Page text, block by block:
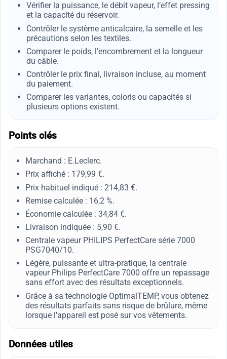
Vérifier la puissance, le débit vapeur, l’effet pressing
et la capacité du réservoir.
Contrôler le système anticalcaire, la semelle et les
précautions selon les textiles.
Comparer le poids, l’encombrement et la longueur
du câble.
Contrôler le prix final, livraison incluse, au moment
du paiement.
Comparer les variantes, coloris ou capacités si
plusieurs options existent.
Points clés
Marchand : E.Leclerc.
Prix affiché : 179,99 €.
Prix habituel indiqué : 214,83 €.
Remise calculée : 16,2 %.
Économie calculée : 34,84 €.
Livraison indiquée : 5,90 €.
Centrale vapeur PHILIPS PerfectCare série 7000
PSG7040/10.
Légère, puissante et ultra-pratique, la centrale
vapeur Philips PerfectCare 7000 offre un repassage
sans effort avec des résultats exceptionnels.
Grâce à sa technologie OptimalTEMP, vous obtenez
des résultats parfaits sans risque de brûlure, même
lorsque l'appareil est posé sur vos vêtements.
Données utiles